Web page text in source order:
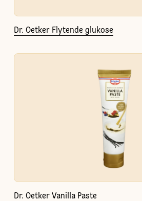
Dr. Oetker Flytende glukose
Dr. Oetker Vanilla Paste